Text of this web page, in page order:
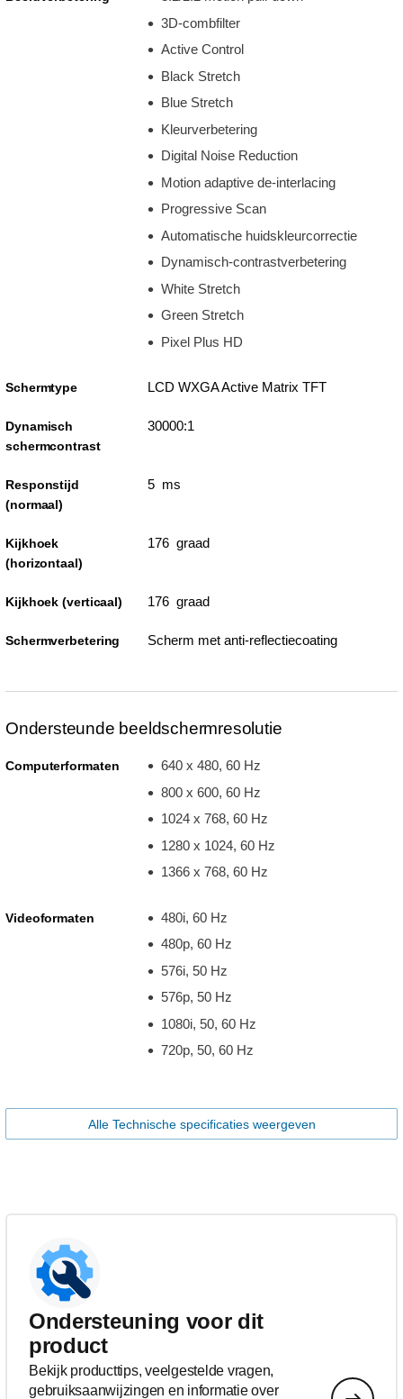
3D-combfilter
Active Control
Black Stretch
Blue Stretch
Kleurverbetering
Digital Noise Reduction
Motion adaptive de-interlacing
Progressive Scan
Automatische huidskleurcorrectie
Dynamisch-contrastverbetering
White Stretch
Green Stretch
Pixel Plus HD
Schermtype LCD WXGA Active Matrix TFT
Dynamisch
schermcontrast
30000:1
Responstijd
(normaal)
5 ms
Kijkhoek
(horizontaal)
176 graad
Kijkhoek (verticaal) 176 graad
Schermverbetering Scherm met anti-reflectiecoating
Ondersteunde beeldschermresolutie
Computerformaten
640 x 480, 60 Hz
800 x 600, 60 Hz
1024 x 768, 60 Hz
1280 x 1024, 60 Hz
1366 x 768, 60 Hz
Videoformaten
480i, 60 Hz
480p, 60 Hz
576i, 50 Hz
576p, 50 Hz
1080i, 50, 60 Hz
720p, 50, 60 Hz
Alle Technische specificaties weergeven
Ondersteuning voor dit
product
Bekijk producttips, veelgestelde vragen,
gebruiksaanwijzingen en informatie over